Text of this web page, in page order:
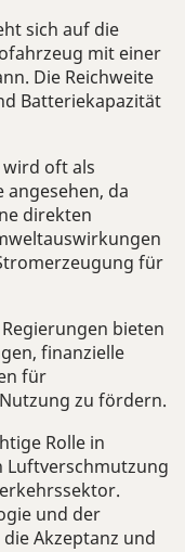
sich auf die
mit einer
Die Reichweite
Batteriekapazität
oft als
da
direkten
für
bieten
finanzielle
für
zu fördern.
Rolle in
Luftverschmutzung
und der
Akzeptanz und